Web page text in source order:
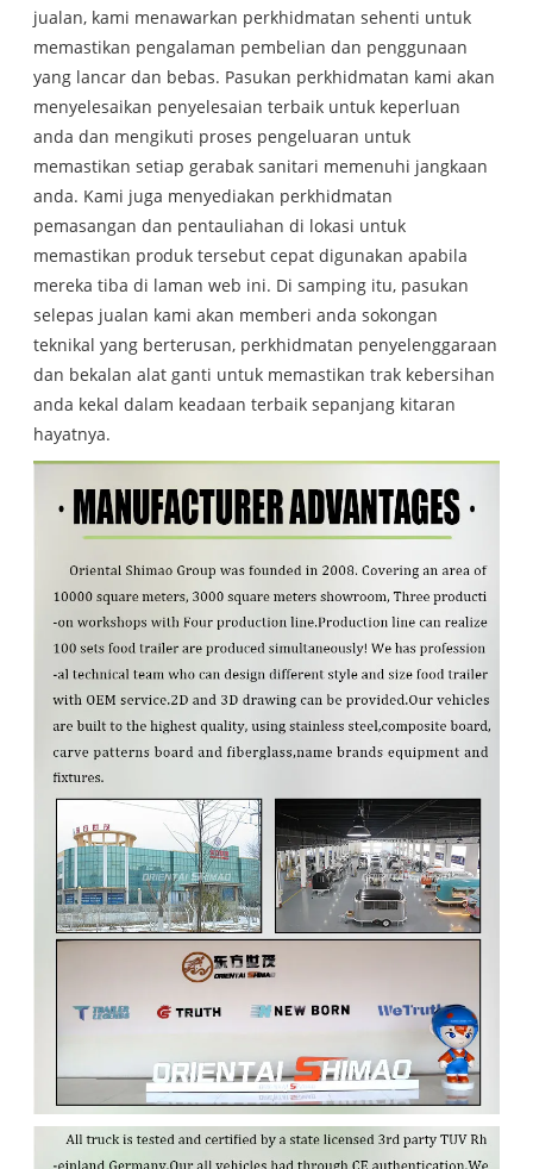
jualan, kami menawarkan perkhidmatan sehenti untuk
memastikan pengalaman pembelian dan penggunaan
yang lancar dan bebas. Pasukan perkhidmatan kami akan
menyelesaikan penyelesaian terbaik untuk keperluan
anda dan mengikuti proses pengeluaran untuk
memastikan setiap gerabak sanitari memenuhi jangkaan
anda. Kami juga menyediakan perkhidmatan
pemasangan dan pentauliahan di lokasi untuk
memastikan produk tersebut cepat digunakan apabila
mereka tiba di laman web ini. Di samping itu, pasukan
selepas jualan kami akan memberi anda sokongan
teknikal yang berterusan, perkhidmatan penyelenggaraan
dan bekalan alat ganti untuk memastikan trak kebersihan
anda kekal dalam keadaan terbaik sepanjang kitaran
hayatnya.